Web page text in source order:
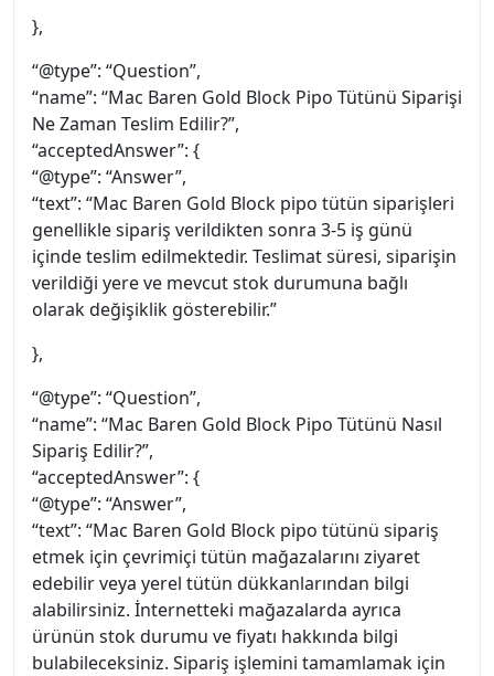
},
“@type”: “Question”,
“name”: “Mac Baren Gold Block Pipo Tütünü Siparişi
Ne Zaman Teslim Edilir?”,
“acceptedAnswer”: {
“@type”: “Answer”,
“text”: “Mac Baren Gold Block pipo tütün siparişleri
genellikle sipariş verildikten sonra 3-5 iş günü
içinde teslim edilmektedir. Teslimat süresi, siparişin
verildiği yere ve mevcut stok durumuna bağlı
olarak değişiklik gösterebilir.”
},
“@type”: “Question”,
“name”: “Mac Baren Gold Block Pipo Tütünü Nasıl
Sipariş Edilir?”,
“acceptedAnswer”: {
“@type”: “Answer”,
“text”: “Mac Baren Gold Block pipo tütünü sipariş
etmek için çevrimiçi tütün mağazalarını ziyaret
edebilir veya yerel tütün dükkanlarından bilgi
alabilirsiniz. İnternetteki mağazalarda ayrıca
ürünün stok durumu ve fiyatı hakkında bilgi
bulabileceksiniz. Sipariş işlemini tamamlamak için